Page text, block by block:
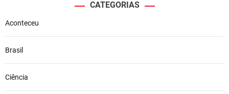
CATEGORIAS
Aconteceu
Brasil
Ciência